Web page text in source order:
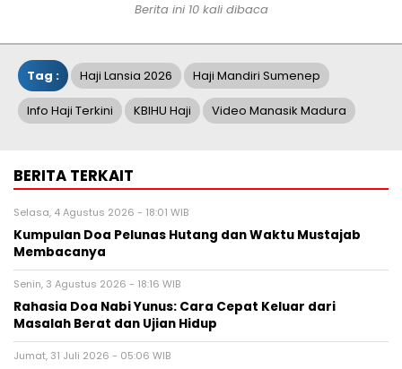
Berita ini 10 kali dibaca
Tag : Haji Lansia 2026 Haji Mandiri Sumenep
Info Haji Terkini KBIHU Haji Video Manasik Madura
BERITA TERKAIT
Selasa, 4 Agustus 2026 - 18:01 WIB
Kumpulan Doa Pelunas Hutang dan Waktu Mustajab
Membacanya
Senin, 3 Agustus 2026 - 18:16 WIB
Rahasia Doa Nabi Yunus: Cara Cepat Keluar dari
Masalah Berat dan Ujian Hidup
Jumat, 31 Juli 2026 - 05:06 WIB